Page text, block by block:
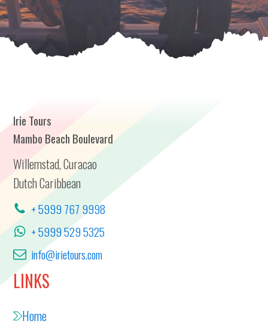
Irie Tours
Mambo Beach Boulevard
Willemstad, Curacao
Dutch Caribbean
+ 5999 767 9998
+ 5999 529 5325
info@irietours.com
LINKS
Home